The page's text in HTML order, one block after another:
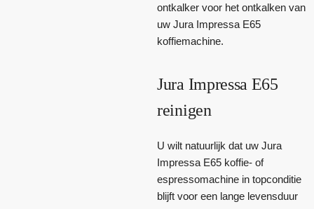
ontkalker voor het ontkalken van
uw Jura Impressa E65
koffiemachine.
Jura Impressa E65
reinigen
U wilt natuurlijk dat uw Jura
Impressa E65 koffie- of
espressomachine in topconditie
blijft voor een lange levensduur